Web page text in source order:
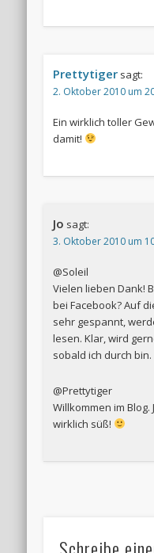
Prettytiger sagt:
2. Oktober 2010 um
Ein wirklich toller
damit!
Jo sagt:
3. Oktober 2010 um
@Soleil
Vielen lieben Dank!
bei Facebook? Auf
sehr gespannt,
lesen. Klar, wird
sobald ich durch bin.
@Prettytiger
Willkommen im
wirklich süß!